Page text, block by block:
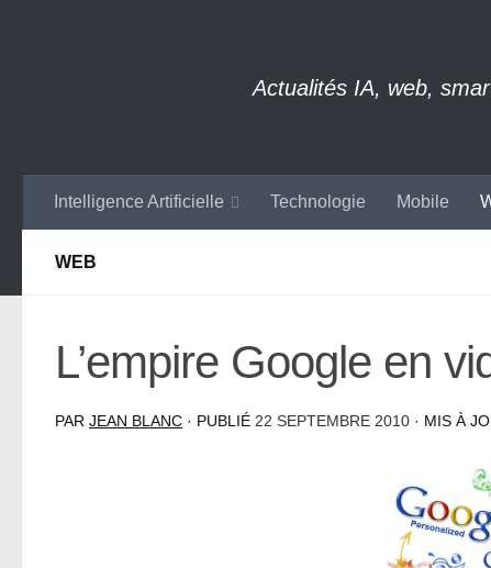
Actualités IA, web,
Intelligence Artificielle Technologie Mobile
WEB
L’empire Google en
PAR JEAN BLANC · PUBLIÉ 22 SEPTEMBRE 2010 · MIS À